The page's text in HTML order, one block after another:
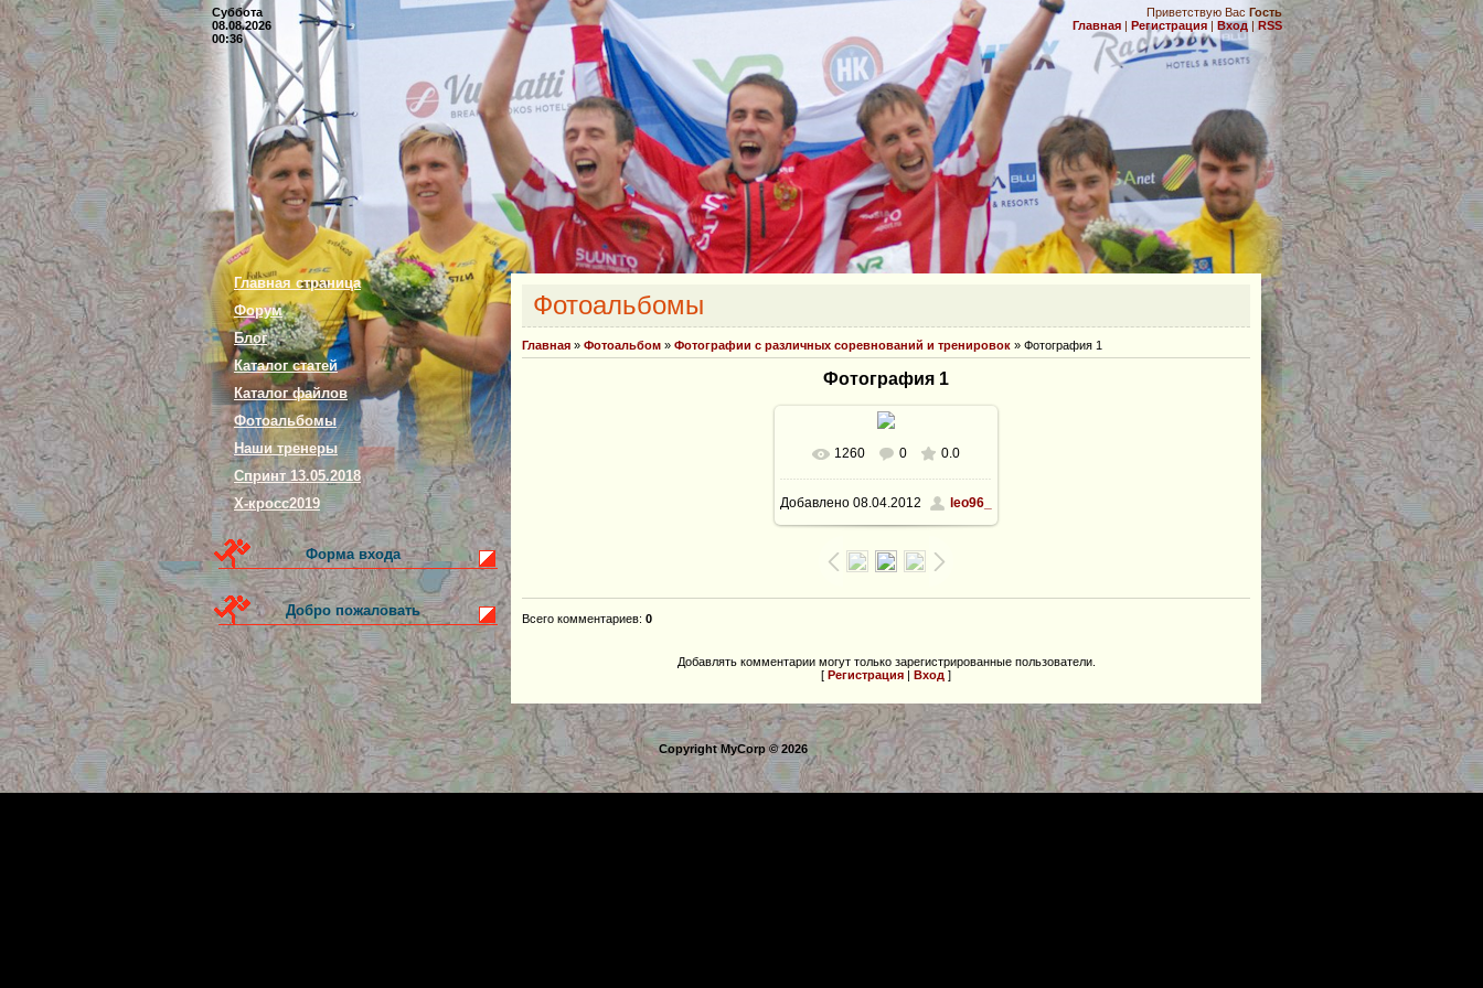
Суббота
08.08.2026
00:36
Приветствую Вас Гость
Главная | Регистрация | Вход | RSS
Главная страница
Форум
Блог
Каталог статей
Каталог файлов
Фотоальбомы
Наши тренеры
Спринт 13.05.2018
Х-кросс2019
Форма входа
Добро пожаловать
Фотоальбомы
Главная » Фотоальбом » Фотографии с различных соревнований и тренировок » Фотография 1
Фотография 1
1260 0 0.0
Добавлено 08.04.2012 leo96_
Всего комментариев: 0
Добавлять комментарии могут только зарегистрированные пользователи.
[ Регистрация | Вход ]
Copyright MyCorp © 2026